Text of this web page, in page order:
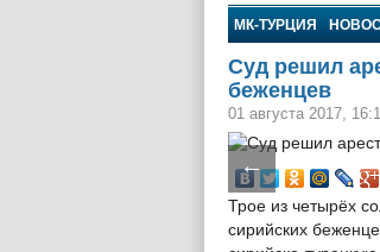
МК-Турция
МК-ТУРЦИЯ
Суд решил
беженцев
01 августа 2017,
←
Трое из четырёх
сирийских